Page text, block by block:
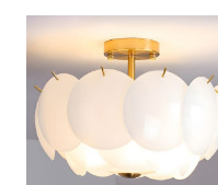
40,64 cm Blanc